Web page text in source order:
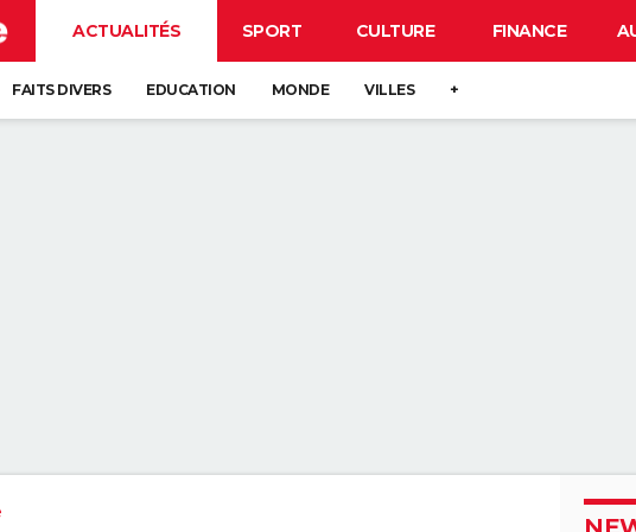
ACTUALITÉS SPORT CULTURE FINANCE
FAITS DIVERS EDUCATION MONDE VILLES +